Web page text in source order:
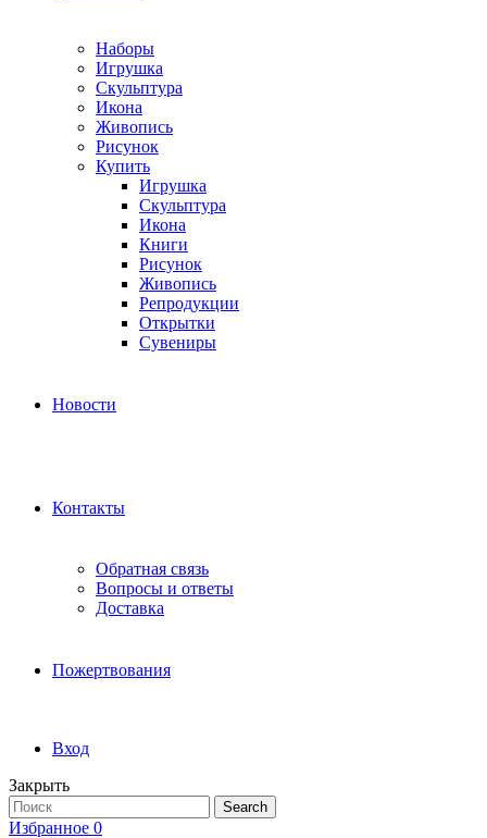
Наборы
Игрушка
Скульптура
Икона
Живопись
Рисунок
Купить
Игрушка
Скульптура
Икона
Книги
Рисунок
Живопись
Репродукции
Открытки
Сувениры
Новости
Контакты
Обратная связь
Вопросы и ответы
Доставка
Пожертвования
Вход
Закрыть
Search
for:
Search
Избранное 0